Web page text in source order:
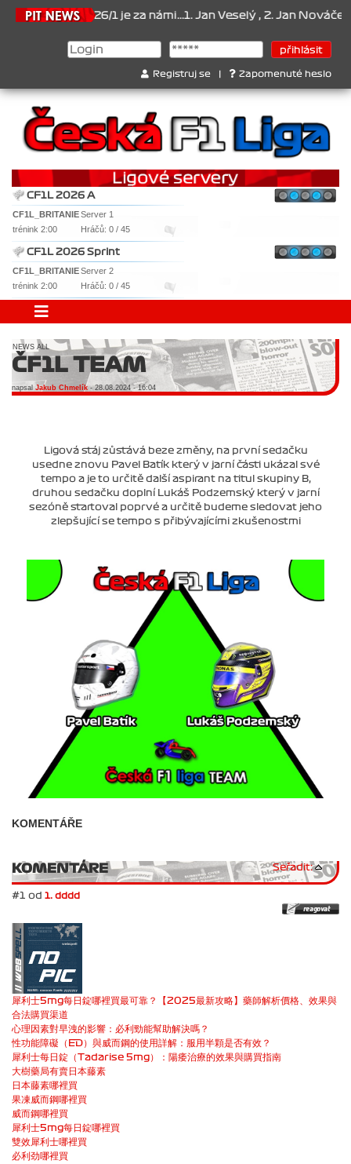
2026/1 je za námi...1. Jan Veselý , 2. Jan Nováček , 3.
Registruj se Zapomenuté heslo
CF1L 2026 A
CF1L_BRITANIEServer 1
trénink 2:00
Hráčů: 0 / 45
CF1L 2026 Sprint
CF1L_BRITANIEServer 2
trénink 2:00
Hráčů: 0 / 45
NEWS ALL
ČF1L TEAM
napsal Jakub Chmelík- 28.08.2024 - 16:04
Ligová stáj zůstává beze změny, na první sedačku
usedne znovu Pavel Batík který v jarní části ukázal své
tempo a je to určitě další aspirant na titul skupiny B,
druhou sedačku doplní Lukáš Podzemský který v jarní
sezóně startoval poprvé a určitě budeme sledovat jeho
zlepšující se tempo s přibývajícími zkušenostmi
KOMENTÁŘE
KOMENTÁRE Seřadit:
#1 od 1. dddd
犀利士5mg每日錠哪裡買最可靠？【2025最新攻略】藥師解析價格、效果與
合法購買渠道
心理因素對早洩的影響：必利勁能幫助解決嗎？
性功能障礙（ED）與威而鋼的使用詳解：服用半顆是否有效？
犀利士每日錠（Tadarise 5mg）：陽痿治療的效果與購買指南
大樹藥局有賣日本藤素
日本藤素哪裡買
果凍威而鋼哪裡買
威而鋼哪裡買
犀利士5mg每日錠哪裡買
雙效犀利士哪裡買
必利劲哪裡買